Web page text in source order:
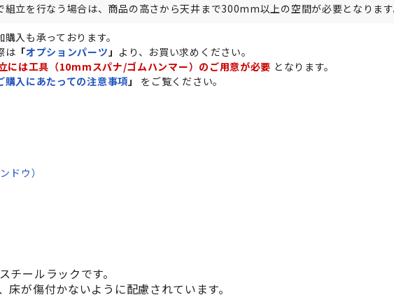
組立を行なう場合は、商品の高さから天井まで300mm以上の空間が必要となります
入も承っております。
は 「オプションパーツ 」 より、お買い求めください。
には工具（10mmスパナ/ゴムハンマー）のご用意が必要 となります。
購入にあたっての注意事項 」 をご覧ください。
ドウ）
チールラックです。
が傷付かないように配慮されています。